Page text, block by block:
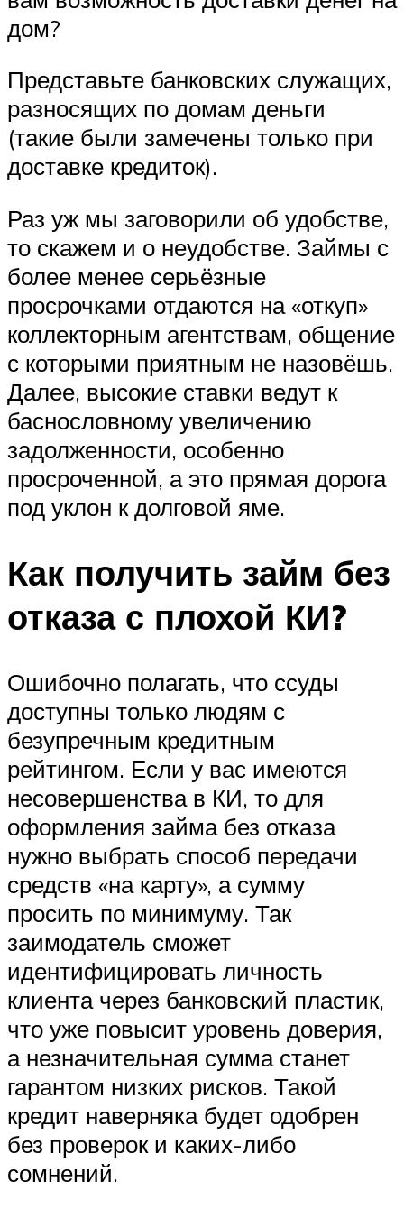
дом?
Представьте банковских служащих,
разносящих по домам деньги
(такие были замечены только при
доставке кредиток).
Раз уж мы заговорили об удобстве,
то скажем и о неудобстве. Займы с
более менее серьёзные
просрочками отдаются на «откуп»
коллекторным агентствам, общение
с которыми приятным не назовёшь.
Далее, высокие ставки ведут к
баснословному увеличению
задолженности, особенно
просроченной, а это прямая дорога
под уклон к долговой яме.
Как получить займ без
отказа с плохой КИ?
Ошибочно полагать, что ссуды
доступны только людям с
безупречным кредитным
рейтингом. Если у вас имеются
несовершенства в КИ, то для
оформления займа без отказа
нужно выбрать способ передачи
средств «на карту», а сумму
просить по минимуму. Так
заимодатель сможет
идентифицировать личность
клиента через банковский пластик,
что уже повысит уровень доверия,
а незначительная сумма станет
гарантом низких рисков. Такой
кредит наверняка будет одобрен
без проверок и каких-либо
сомнений.